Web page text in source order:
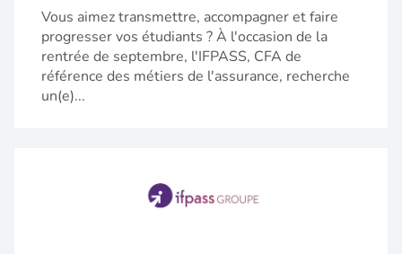
Vous aimez transmettre, accompagner et faire
progresser vos étudiants ? À l'occasion de la
rentrée de septembre, l'IFPASS, CFA de
référence des métiers de l'assurance, recherche
un(e)...